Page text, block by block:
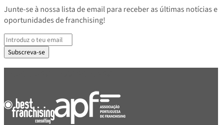
Junte-se à nossa lista de email para receber as últimas notícias e
oportunidades de franchising!
Subscreva-se